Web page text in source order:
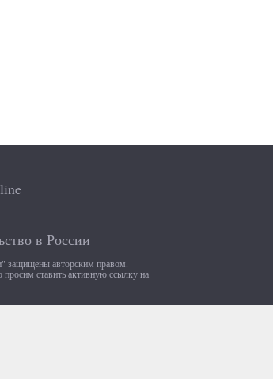
в России
защищены авторским правом.
ставить активную ссылку на